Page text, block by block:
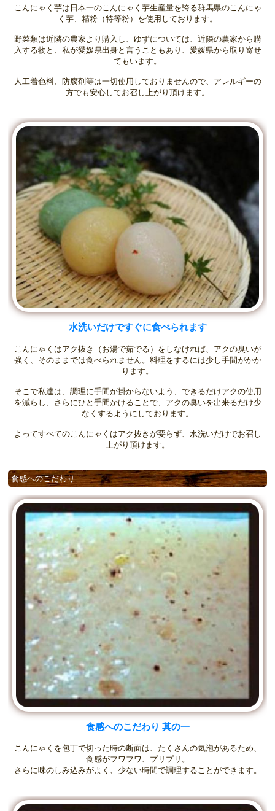
こんにゃく芋は日本一のこんにゃく芋生産量を誇る群馬県のこんにゃ
く芋、精粉（特等粉）を使用しております。
野菜類は近隣の農家より購入し、ゆずについては、近隣の農家から購
入する物と、私が愛媛県出身と言うこともあり、愛媛県から取り寄せ
てもいます。
人工着色料、防腐剤等は一切使用しておりませんので、アレルギーの
方でも安心してお召し上がり頂けます。
水洗いだけですぐに食べられます
こんにゃくはアク抜き（お湯で茹でる）をしなければ、アクの臭いが
強く、そのままでは食べられません。料理をするには少し手間がかか
ります。
そこで私達は、調理に手間が掛からないよう、できるだけアクの使用
を減らし、さらにひと手間かけることで、アクの臭いを出来るだけ少
なくするようにしております。
よってすべてのこんにゃくはアク抜きが要らず、水洗いだけでお召し
上がり頂けます。
食感へのこだわり
食感へのこだわり 其の一
こんにゃくを包丁で切った時の断面は、たくさんの気泡があるため、
食感がフワフワ、プリプリ。
さらに味のしみ込みがよく、少ない時間で調理することができます。